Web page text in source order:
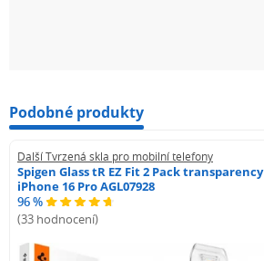
Podobné produkty
Další Tvrzená skla pro mobilní telefony
Spigen Glass tR EZ Fit 2 Pack transparency
iPhone 16 Pro AGL07928
96 %
(33 hodnocení)